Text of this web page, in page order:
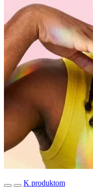
K produktom